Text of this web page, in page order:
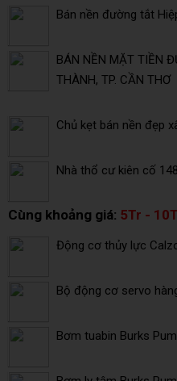
Bán nền đường tắt
BÁN NỀN MẶT TIỀN
THÀNH, TP. CẦN THƠ
Chủ kẹt bán nền đẹp
Nhà thổ cư kiên cố
Cùng khoảng giá: 5Tr -
Động cơ thủy lực
Bộ động cơ servo
Bơm tuabin Burks